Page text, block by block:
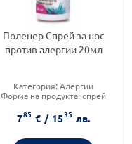
Поленер Спрей за нос
против алергии 20мл
Категория: Алергии
Форма на продукта: спрей
785 € / 1535 лв.